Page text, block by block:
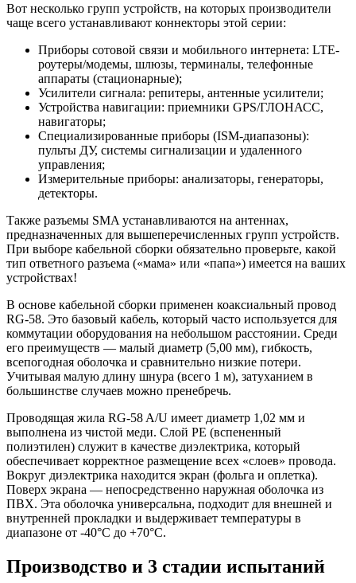
Вот несколько групп устройств, на которых производители
чаще всего устанавливают коннекторы этой серии:
Приборы сотовой связи и мобильного интернета: LTE-
роутеры/модемы, шлюзы, терминалы, телефонные
аппараты (стационарные);
Усилители сигнала: репитеры, антенные усилители;
Устройства навигации: приемники GPS/ГЛОНАСС,
навигаторы;
Специализированные приборы (ISM-диапазоны):
пульты ДУ, системы сигнализации и удаленного
управления;
Измерительные приборы: анализаторы, генераторы,
детекторы.
Также разъемы SMA устанавливаются на антеннах,
предназначенных для вышеперечисленных групп устройств.
При выборе кабельной сборки обязательно проверьте, какой
тип ответного разъема («мама» или «папа») имеется на ваших
устройствах!
В основе кабельной сборки применен коаксиальный провод
RG-58. Это базовый кабель, который часто используется для
коммутации оборудования на небольшом расстоянии. Среди
его преимуществ — малый диаметр (5,00 мм), гибкость,
всепогодная оболочка и сравнительно низкие потери.
Учитывая малую длину шнура (всего 1 м), затуханием в
большинстве случаев можно пренебречь.
Проводящая жила RG-58 A/U имеет диаметр 1,02 мм и
выполнена из чистой меди. Слой PE (вспененный
полиэтилен) служит в качестве диэлектрика, который
обеспечивает корректное размещение всех «слоев» провода.
Вокруг диэлектрика находится экран (фольга и оплетка).
Поверх экрана — непосредственно наружная оболочка из
ПВХ. Эта оболочка универсальна, подходит для внешней и
внутренней прокладки и выдерживает температуры в
диапазоне от -40°C до +70°C.
Производство и 3 стадии испытаний